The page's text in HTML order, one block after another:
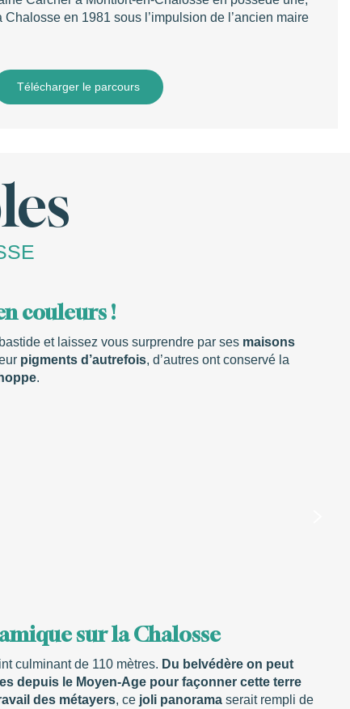
en 1981 sous l’impulsion de l’ancien maire
Télécharger le parcours
couleurs !
et laissez vous surprendre par ses maisons
pigments d’autrefois, d’autres ont conservé la
.
sur la Chalosse
culminant de 110 mètres. Du belvédère on peut
depuis le Moyen-Age pour façonner cette terre
des métayers, ce joli panorama serait rempli de